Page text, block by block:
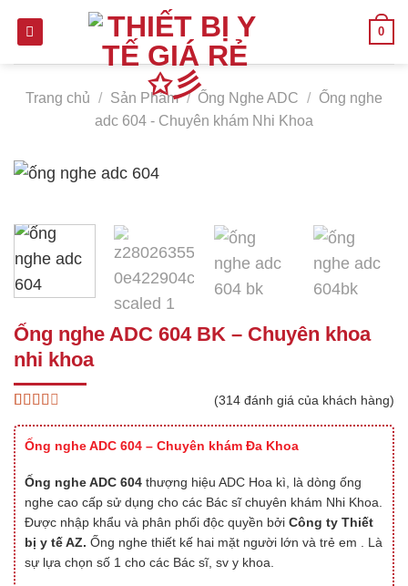
0
Trang chủ / Sản Phẩm / Ống Nghe ADC / Ống nghe
adc 604 - Chuyên khám Nhi Khoa
Ống nghe ADC 604 BK – Chuyên khoa
nhi khoa
2.44
trên 5
dựa
trên
314
đánh
giá
(314 đánh giá của khách hàng)
Ống nghe ADC 604 – Chuyên khám Đa Khoa
Ống nghe ADC 604 thượng hiệu ADC Hoa kì, là dòng ống
nghe cao cấp sử dụng cho các Bác sĩ chuyên khám Nhi Khoa.
Được nhập khẩu và phân phối độc quyền bởi Công ty Thiết
bị y tế AZ. Ống nghe thiết kế hai mặt người lớn và trẻ em . Là
sự lựa chọn số 1 cho các Bác sĩ, sv y khoa.